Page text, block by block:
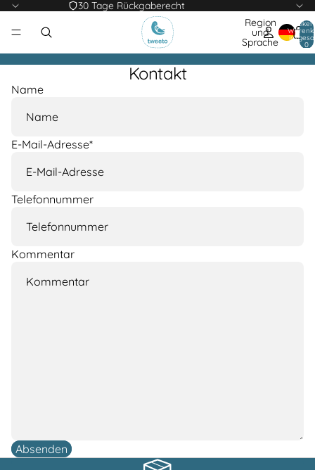
30 Tage Rückgaberecht
Region
und
Sprache
Artikel
0
Kontakt
Name
E-Mail-Adresse*
Telefonnummer
Kommentar
Absenden